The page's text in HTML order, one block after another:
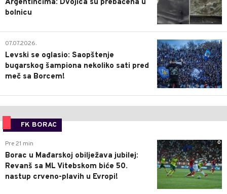
Argentincima: Dvojica su prebačena u
bolnicu
1
07.07.2026.
Levski se oglasio: Saopštenje
bugarskog šampiona nekoliko sati pred
meč sa Borcem!
FK BORAC
0
Pre 21 min
Borac u Mađarskoj obilježava jubilej:
Revanš sa ML Vitebskom biće 50.
nastup crveno-plavih u Evropi!